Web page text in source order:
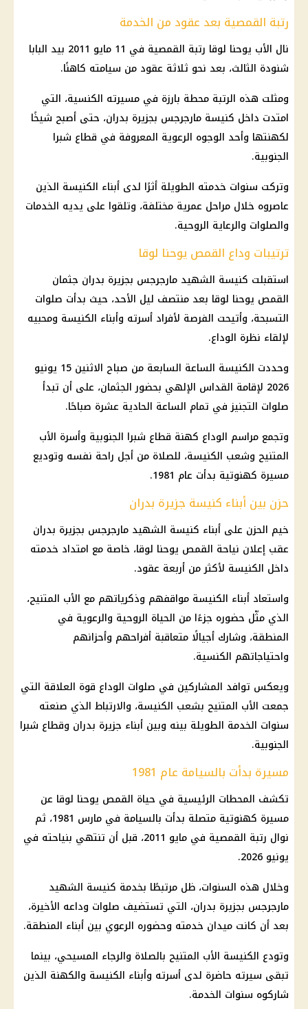
رتبة القمصية بعد عقود من الخدمة
نال الأب يوحنا لوقا رتبة القمصية في 11 مايو 2011 بيد البابا
شنودة الثالث، بعد نحو ثلاثة عقود من سيامته كاهنًا.
ومثلت هذه الرتبة محطة بارزة في مسيرته الكنسية، التي
امتدت داخل كنيسة مارجرجس بجزيرة بدران، حتى أصبح شيخًا
لكهنتها وأحد الوجوه الرعوية المعروفة في قطاع شبرا
الجنوبية.
وتركت سنوات خدمته الطويلة أثرًا لدى أبناء الكنيسة الذين
عاصروه خلال مراحل عمرية مختلفة، وتلقوا على يديه الخدمات
والصلوات والرعاية الروحية.
ترتيبات وداع القمص يوحنا لوقا
استقبلت كنيسة الشهيد مارجرجس بجزيرة بدران جثمان
القمص يوحنا لوقا بعد منتصف ليل الأحد، حيث بدأت صلوات
التسبحة، وأتيحت الفرصة لأفراد أسرته وأبناء الكنيسة ومحبيه
لإلقاء نظرة الوداع.
وحددت الكنيسة
الساعة السابعة من صباح الاثنين 15 يونيو
2026 لإقامة
القداس الإلهي بحضور الجثمان، على أن تبدأ
صلوات التجنيزفي تمام الساعة الحادية عشرة صباحًا.
وتجمع مراسم الوداع كهنة قطاع شبرا الجنوبية وأسرة الأب
المتنيح وشعب الكنيسة، للصلاة من أجل راحة نفسه وتوديع
مسيرة كهنوتية بدأت عام 1981.
حزن بين أبناء كنيسة جزيرة بدران
خيم الحزن على أبناء كنيسة الشهيد مارجرجس بجزيرة بدران
عقب إعلان نياحة القمص يوحنا لوقا، خاصة مع امتداد خدمته
داخل الكنيسة لأكثر من أربعة عقود.
واستعاد أبناء الكنيسة مواقفهم وذكرياتهم مع الأب المتنيح،
الذي مثّل حضوره جزءًا من الحياة الروحية والرعوية في
المنطقة، وشارك أجيالًا متعاقبة أفراحهم وأحزانهم
واحتياجاتهم الكنسية.
ويعكس توافد المشاركين في صلوات الوداع قوة العلاقة التي
جمعت الأب المتنيح بشعب الكنيسة، والارتباط الذي صنعته
سنوات الخدمة الطويلة بينه وبين أبناء جزيرة بدران وقطاع شبرا
الجنوبية.
مسيرة بدأت بالسيامة عام 1981
تكشف المحطات الرئيسية في حياة القمص يوحنا لوقا عن
مسيرة كهنوتية متصلة بدأت بالسيامة في مارس 1981، ثم
نوال رتبة القمصية في مايو 2011، قبل أن تنتهي بنياحته في
يونيو 2026.
وخلال هذه السنوات، ظل مرتبطًا بخدمة كنيسة الشهيد
مارجرجس بجزيرة بدران، التي تستضيف صلوات وداعه الأخيرة،
بعد أن كانت ميدان خدمته وحضوره الرعوي بين أبناء المنطقة.
وتودع الكنيسة الأب المتنيح بالصلاة والرجاء المسيحي، بينما
تبقى سيرته حاضرة لدى أسرته وأبناء الكنيسة والكهنة الذين
شاركوه سنوات الخدمة.